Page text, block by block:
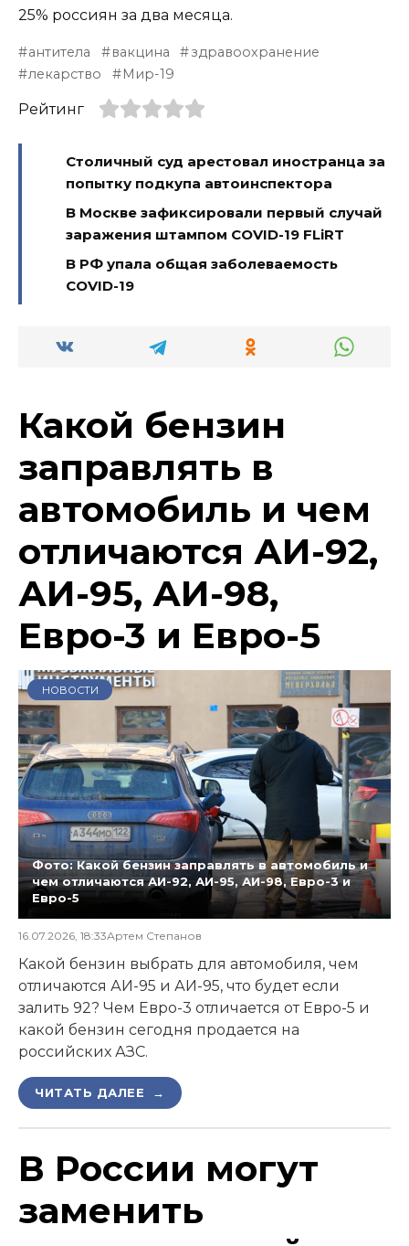
25% россиян за два месяца.
антитела вакцина
здравоохранение
лекарство
Мир-19
Рейтинг
Столичный суд арестовал иностранца за
попытку подкупа автоинспектора
В Москве зафиксировали первый случай
заражения штампом COVID-19 FLiRT
В РФ упала общая заболеваемость
COVID-19
Какой бензин
заправлять в
автомобиль и чем
отличаются АИ-92,
АИ-95, АИ-98,
Евро-3 и Евро-5
НОВОСТИ
Фото: Какой бензин заправлять в автомобиль и
чем отличаются АИ-92, АИ-95, АИ-98, Евро-3 и
Евро-5
16.07.2026, 18:33Артем Степанов
Какой бензин выбрать для автомобиля, чем
отличаются АИ-95 и АИ-95, что будет если
залить 92? Чем Евро-3 отличается от Евро-5 и
какой бензин сегодня продается на
российских АЗС.
ЧИТАТЬ ДАЛЕЕ →
В России могут
заменить